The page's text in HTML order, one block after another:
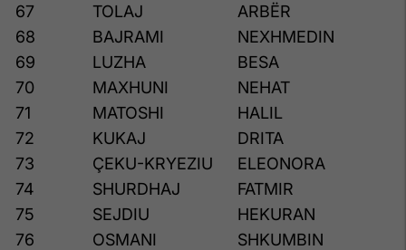
67
TOLAJ
ARBËR
68
BAJRAMI
NEXHMEDIN
69
LUZHA
BESA
70
MAXHUNI
NEHAT
71
MATOSHI
HALIL
72
KUKAJ
DRITA
73
ÇEKU-KRYEZIU
ELEONORA
74
SHURDHAJ
FATMIR
75
SEJDIU
HEKURAN
76
OSMANI
SHKUMBIN